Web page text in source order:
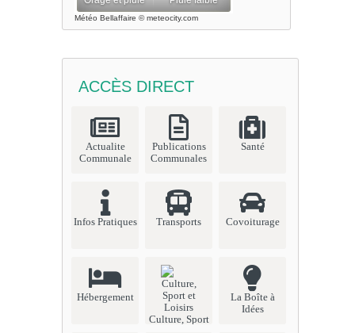
Météo Bellaffaire © meteocity.com
ACCÈS DIRECT
Actualite
Communale
Publications
Communales
Santé
Infos Pratiques Transports Covoiturage
Hébergement
Culture, Sport
La Boîte à
Idées